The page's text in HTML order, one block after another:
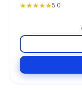
★★★★★5.0